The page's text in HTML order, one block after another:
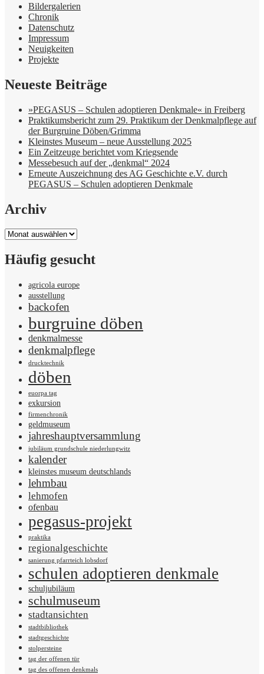
Bildergalerien
Chronik
Datenschutz
Impressum
Neuigkeiten
Projekte
Neueste Beiträge
»PEGASUS – Schulen adoptieren Denkmale« in Freiberg
Praktikumsbericht zum 29. Praktikum der Denkmalpflege auf
der Burgruine Döben/Grimma
Kleinstes Museum – neue Ausstellung 2025
Ein Zeitzeuge berichtet vom Kriegsende
Messebesuch auf der „denkmal“ 2024
Erneute Auszeichnung des AG Geschichte e.V. durch
PEGASUS – Schulen adoptieren Denkmale
Archiv
Archiv
Häufig gesucht
agricola europe
ausstellung
backofen
burgruine döben
denkmalmesse
denkmalpflege
drucktechnik
döben
euorpa tag
exkursion
firmenchronik
geldmuseum
jahreshauptversammlung
jubiläum grundschule niederlungwitz
kalender
kleinstes museum deutschlands
lehmbau
lehmofen
ofenbau
pegasus-projekt
praktika
regionalgeschichte
sanierung pfarrteich lobsdorf
schulen adoptieren denkmale
schuljubiläum
schulmuseum
stadtansichten
stadtbibliothek
stadtgeschichte
stolpersteine
tag der offenen tür
tag des offenen denkmals